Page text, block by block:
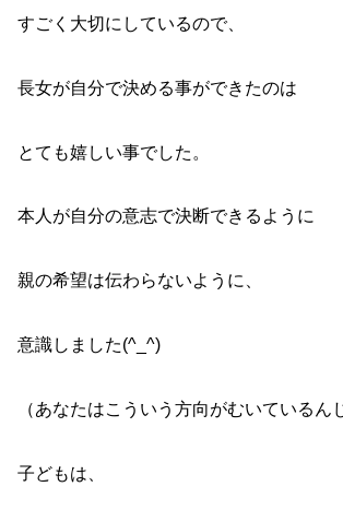
すごく大切にしているので、
長女が自分で決める事ができたのは
とても嬉しい事でした。
本人が自分の意志で決断できるように
親の希望は伝わらないように、
意識しました(^_^)
（あなたはこういう方向がむいているん
子どもは、